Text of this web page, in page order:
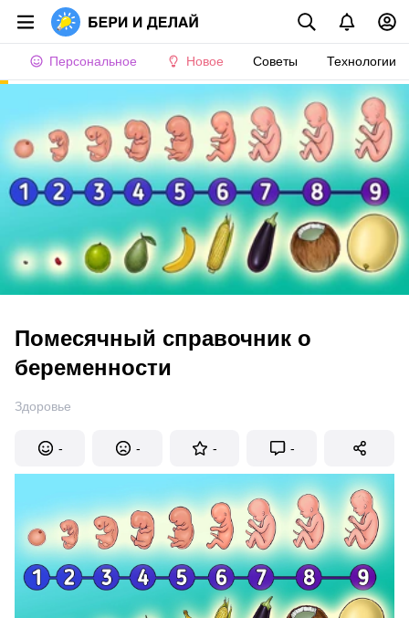
Персональное Новое Советы Технологии
Помесячный справочник о
беременности
Здоровье
- - - -